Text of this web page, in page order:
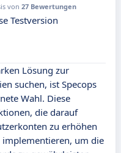
von 27 Bewertungen
Testversion
Lösung zur
suchen, ist Specops
Wahl. Diese
die darauf
zu erhöhen
implementieren, um die